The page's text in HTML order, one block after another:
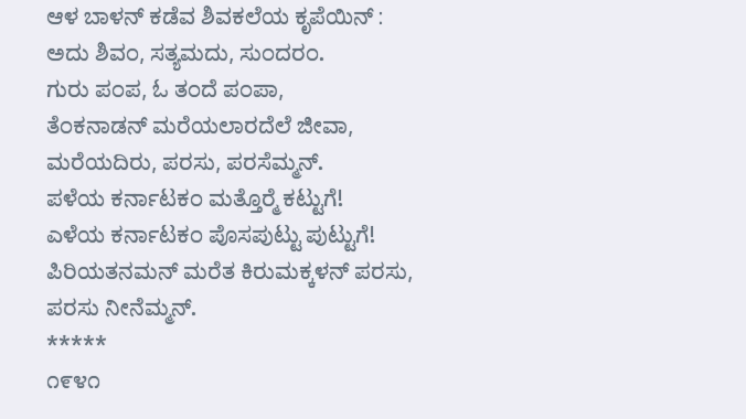
ಆಳ ಬಾಳನ್ ಕಡೆವ ಶಿವಕಲೆಯ ಕೃಪೆಯಿನ್ :
ಅದು ಶಿವಂ, ಸತ್ಯಮದು, ಸುಂದರಂ.
ಗುರು ಪಂಪ, ಓ ತಂದೆ ಪಂಪಾ,
ತೆಂಕನಾಡನ್ ಮರೆಯಲಾರದೆಲೆ ಜೀವಾ,
ಮರೆಯದಿರು, ಪರಸು, ಪರಸೆಮ್ಮನ್.
ಪಳೆಯ ಕರ್ನಾಟಕಂ ಮತ್ತೊರ್‍ಮೆ ಕಟ್ಟುಗೆ!
ಎಳೆಯ ಕರ್ನಾಟಕಂ ಪೊಸಪುಟ್ಟು ಪುಟ್ಟುಗೆ!
ಪಿರಿಯತನಮನ್ ಮರೆತ ಕಿರುಮಕ್ಕಳನ್ ಪರಸು,
ಪರಸು ನೀನೆಮ್ಮನ್.
*****
೧೯೪೧